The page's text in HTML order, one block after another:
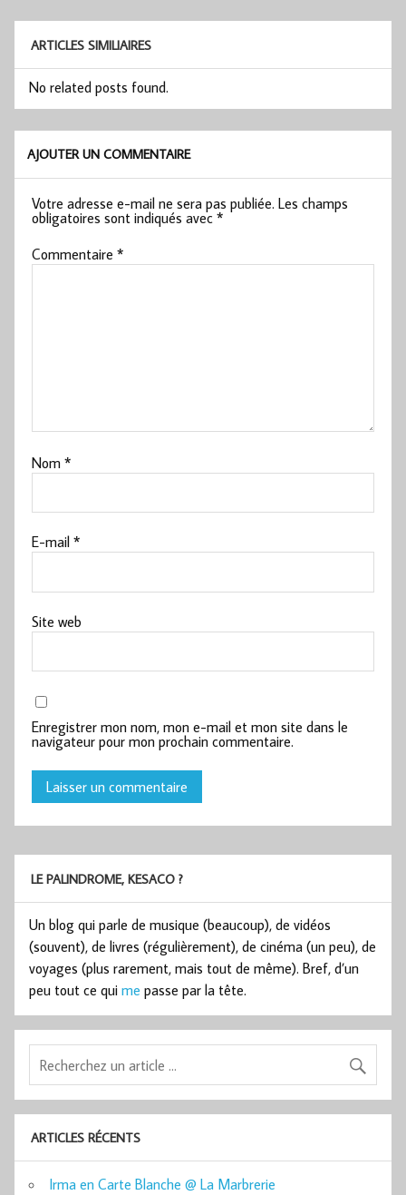
ARTICLES SIMILIAIRES
No related posts found.
AJOUTER UN COMMENTAIRE
Votre adresse e-mail ne sera pas publiée. Les champs
obligatoires sont indiqués avec*
Commentaire*
Nom*
E-mail*
Site web
Enregistrer mon nom, mon e-mail et mon site dans le
navigateur pour mon prochain commentaire.
LE PALINDROME, KESACO ?
Un blog qui parle de musique (beaucoup), de vidéos
(souvent), de livres (régulièrement), de cinéma (un peu), de
voyages (plus rarement, mais tout de même). Bref, d’un
peu tout ce qui me passe par la tête.
ARTICLES RÉCENTS
Irma en Carte Blanche @ La Marbrerie